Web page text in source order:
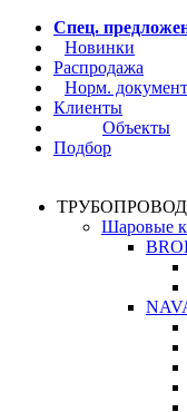
Спец.
Новинки
Распродажа
Норм.
Клиенты
Объекты
Подбор
Шаровые